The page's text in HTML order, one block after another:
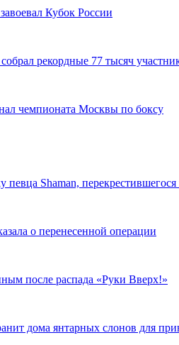
Кубок России
рекордные 77 тысяч
чемпионата Москвы по боксу
певца Shaman,
о перенесенной операции
после распада «Руки Вверх!»
дома янтарных слонов для